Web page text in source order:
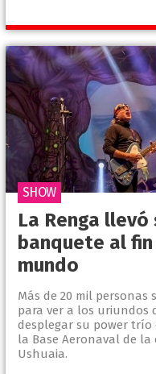
La Renga llevó
banquete al
mundo
Más de 20 mil personas
para ver a los uriundos
desplegar su power trío
la Base Aeronaval de la
Ushuaia.
SHOW